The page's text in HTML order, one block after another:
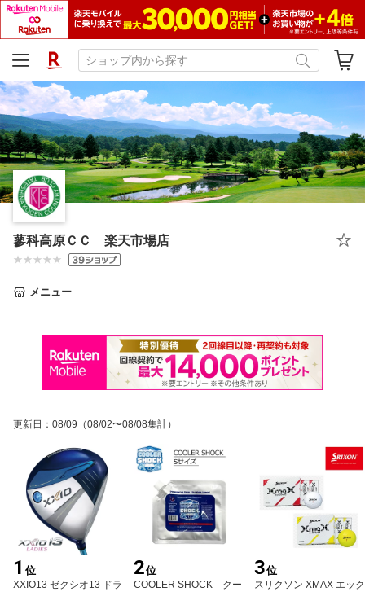
蓼科高原ＣＣ 楽天市場店
メニュー
更新日 ： 08/09 （08/02〜08/08集計）
1 位
XXIO13 ゼクシオ13 ドラ
2位
COOLER SHOCK クー
3位
スリクソン XMAX エック